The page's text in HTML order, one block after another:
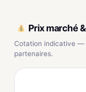
Prix marché
Cotation indicative —
partenaires.